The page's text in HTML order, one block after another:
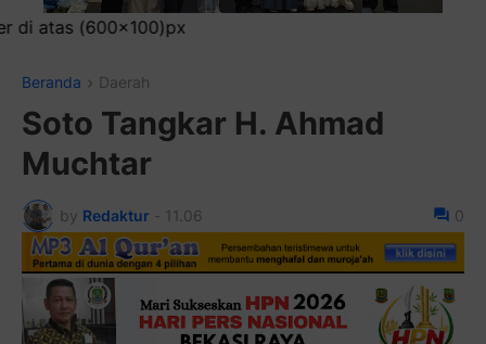
Beranda Daerah
Soto Tangkar H. Ahmad
Muchtar
by Redaktur - 11.06 0